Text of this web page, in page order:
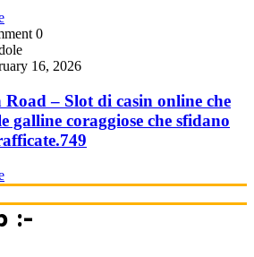
0
16, 2026
Road – Slot di casin online che
galline coraggiose che sfidano
:-